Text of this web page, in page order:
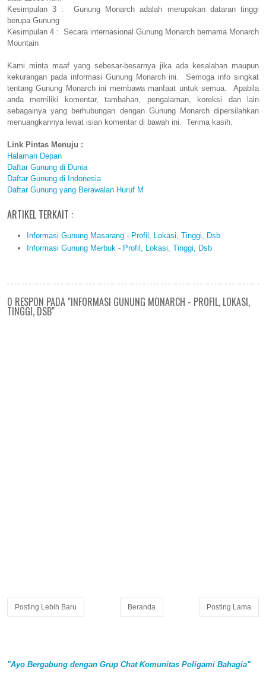
Kesimpulan 3 : Gunung Monarch adalah merupakan dataran tinggi
berupa Gunung
Kesimpulan 4 : Secara internasional Gunung Monarch bernama Monarch
Mountain
Kami minta maaf yang sebesar-besarnya jika ada kesalahan maupun
kekurangan pada informasi Gunung Monarch ini. Semoga info singkat
tentang Gunung Monarch ini membawa manfaat untuk semua. Apabila
anda memiliki komentar, tambahan, pengalaman, koreksi dan lain
sebagainya yang berhubungan dengan Gunung Monarch dipersilahkan
menuangkannya lewat isian komentar di bawah ini. Terima kasih.
Link Pintas Menuju :
Halaman Depan
Daftar Gunung di Dunia
Daftar Gunung di Indonesia
Daftar Gunung yang Berawalan Huruf M
ARTIKEL TERKAIT :
Informasi Gunung Masarang - Profil, Lokasi, Tinggi, Dsb
Informasi Gunung Merbuk - Profil, Lokasi, Tinggi, Dsb
0 RESPON PADA "INFORMASI GUNUNG MONARCH - PROFIL, LOKASI,
TINGGI, DSB"
Posting Lebih Baru Posting Lama
Beranda
"Ayo Bergabung dengan Grup Chat Komunitas Poligami Bahagia"